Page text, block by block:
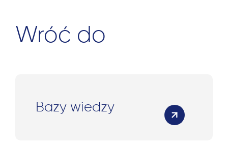
Wróć do
Bazy wiedzy